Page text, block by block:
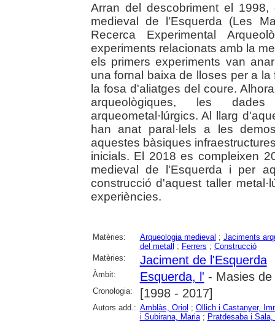
Arran del descobriment el
medieval de l'Esquerda (Les
Recerca Experimental
experiments relacionats amb la
els primers experiments van
una fornal baixa de lloses per a
la fosa d'aliatges del coure.
arqueològiques, les
arqueometal·lúrgics. Al llarg
han anat paral·lels a les
aquestes bàsiques
inicials. El 2018 es compleixen
medieval de l'Esquerda i per
construcció d'aquest taller
experiències.
Matèries: Arqueologia medieval ; Jaciments
del metall ; Ferrers ; Construcció
Matèries:
Jaciment de l'Esquerda
Àmbit: Esquerda, l' - Masies
Cronologia: [1998 - 2017]
Autors add.: Amblàs, Oriol ; Ollich i Castanyer,
i Subirana, Maria; Pratdesaba i Sala,